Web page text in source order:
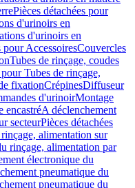
Pièces détachées pour
d'urinoirs en
d'urinoirs en
pour AccessoiresCouvercles
Tubes de rinçage, coudes
Tubes de rinçage,
fixationCrépinesDiffuseur
d'urinoirMontage
encastréA déclenchement
secteurPièces détachées
alimentation sur
rinçage, alimentation par
électronique du
pneumatique du
pneumatique du